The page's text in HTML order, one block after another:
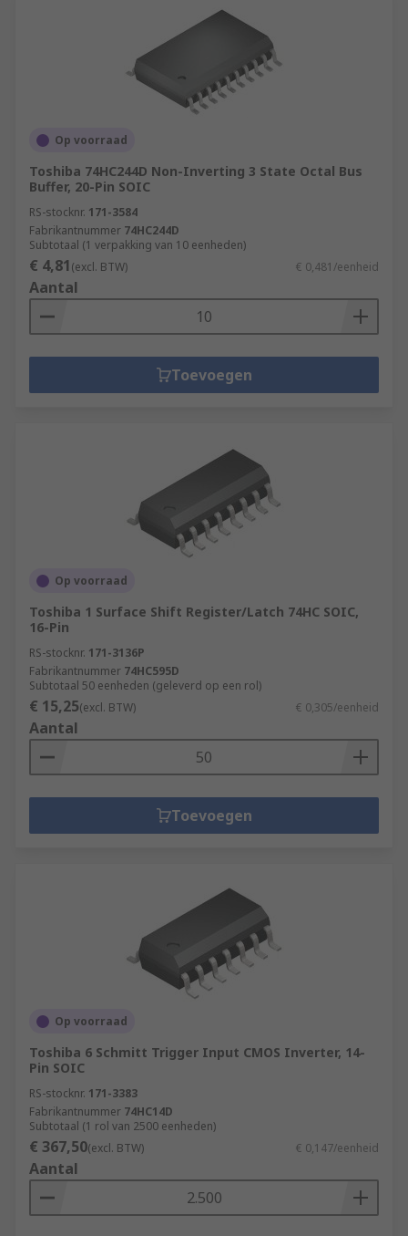
Op voorraad
Toshiba 74HC244D Non-Inverting 3 State Octal Bus
Buffer, 20-Pin SOIC
RS-stocknr. 171-3584
Fabrikantnummer 74HC244D
Subtotaal (1 verpakking van 10 eenheden)
€ 4,81(excl. BTW) € 0,481/eenheid
Aantal
Toevoegen
Op voorraad
Toshiba 1 Surface Shift Register/Latch 74HC SOIC,
16-Pin
RS-stocknr. 171-3136P
Fabrikantnummer 74HC595D
Subtotaal 50 eenheden (geleverd op een rol)
€ 15,25(excl. BTW) € 0,305/eenheid
Aantal
Toevoegen
Op voorraad
Toshiba 6 Schmitt Trigger Input CMOS Inverter, 14-
Pin SOIC
RS-stocknr. 171-3383
Fabrikantnummer 74HC14D
Subtotaal (1 rol van 2500 eenheden)
€ 367,50(excl. BTW) € 0,147/eenheid
Aantal